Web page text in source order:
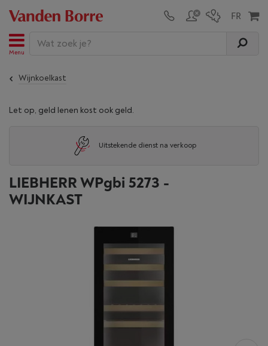
Menu
Wijnkoelkast
Let op, geld lenen kost ook geld.
Uitstekende dienst na verkoop
LIEBHERR WPgbi 5273 -
WIJNKAST